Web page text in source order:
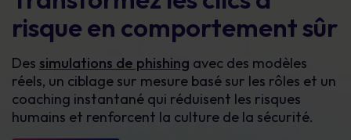
risque en comportement sûr
Des simulations de phishing avec des modèles
réels, un ciblage sur mesure basé sur les rôles et un
coaching instantané qui réduisent les risques
humains et renforcent la culture de la sécurité.